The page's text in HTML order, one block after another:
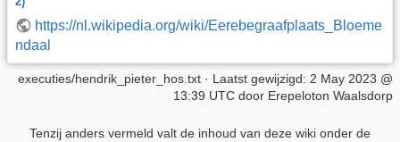
https://nl.wikipedia.org/wiki/Eerebegraafplaats_Bloeme
ndaal
executies/hendrik_pieter_hos.txt · Laatst gewijzigd: 2 May 2023 @
13:39 UTC door Erepeloton Waalsdorp
Tenzij anders vermeld valt de inhoud van deze wiki onder de